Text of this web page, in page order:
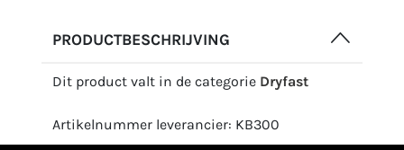
PRODUCTBESCHRIJVING
Dit product valt in de categorie Dryfast
Artikelnummer leverancier: KB300